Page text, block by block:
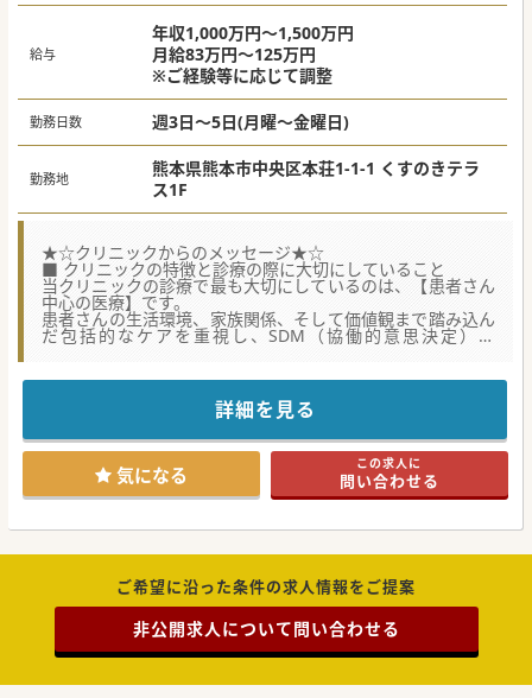
給与
年収1,000万円～1,500万円
月給83万円～125万円
※ご経験等に応じて調整
勤務日数 週3日～5日(月曜～金曜日)
勤務地
熊本県熊本市中央区本荘1-1-1 くすのきテラ
ス1F
★☆クリニックからのメッセージ★☆
■ クリニックの特徴と診療の際に大切にしていること
当クリニックの診療で最も大切にしているのは、【患者さん
中心の医療】です。
患者さんの生活環境、家族関係、そして価値観まで踏み込ん
だ包括的なケアを重視し、SDM（協働的意思決定）や
ACP（アドバンス・ケア・プランニング）を積極的に活用し
最初の診察では、患者さんのこれまでの人生や今後どう暮ら
していきたいかを丁寧に伺い、納得のいく治療方針を共に考
訪問診療では、慢性疾患から癌末期のお看取りまで、幅広い
疾患に対応し、輸血や各種デバイスなど、多岐にわたる処置
の経験を積むことができます。
また、医師、看護師、ドライバーの3人体制での訪問を基本
としており、他職種との連携を重視したチーム医療を実践し
診療だけでなく、ICTを活用した効率的な業務推進も特徴
で、電子カルテや社内ツールを導入し、今後は音声認識によ
■ クリニックの成り立ち、経緯と将来の展望
理事長の牧 賢郎が救急科として勤務していた時に抱いた問題
意識を原点としています。
多くの救急搬送が、もっと早く地域で対応できていれば防げ
のを変えなければならない」という強い思いから、2021年に
詳細を見る
気になる この求人に
問い合わせる
ご希望に沿った条件の求人情報をご提案
非公開求人について問い合わせる